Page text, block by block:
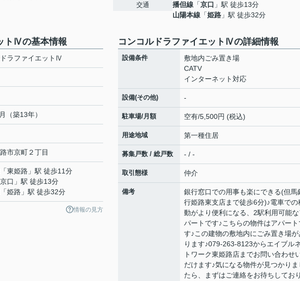
交通
播但線 「京口 」駅 徒歩13分
山陽本線 「姫路 」駅 徒歩32分
トⅣの基本情報
ラファイエットⅣ
（築13年）
市京町２丁目
「東姫路 」駅 徒歩11分
京口 」駅 徒歩13分
「姫路 」駅 徒歩32分
情報の見方
コンコルドラファイエットⅣの詳細情報
設備条件
敷地内ごみ置き場
CATV
インターネット対応
設備(その他) -
駐車場/月額 空有/5,500円 (税込)
用途地域 第一種住居
募集戸数 / 総戸数 - / -
取引態様 仲介
備考
銀行窓口での用事も楽にできる(但馬
行姫路東支店まで徒歩6分)♪電車での
動がより便利になる、2駅利用可能な
パートです♪こちらの物件はアパート
す♪この建物の敷地内にごみ置き場が
ります♪079-263-8123からエイブル
トワーク東姫路店までお問い合わせ
だけます♪気になる物件が見つかりま
たら、まずはご連絡をお待ちしてお